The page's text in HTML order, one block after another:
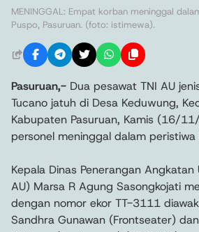
MENINGGAL: Empat korban meninggal
Puspo, Pasuruan. (foto: istimewa).
Pasuruan,- Dua pesawat TNI AU
Tucano jatuh di Desa Keduwung,
Kabupaten Pasuruan, Kamis (16/
personel meninggal dalam peristiwa
Kepala Dinas Penerangan
AU) Marsa R Agung Sasongkojati
dengan nomor ekor TT-3111
Sandhra Gunawan (Frontseater)